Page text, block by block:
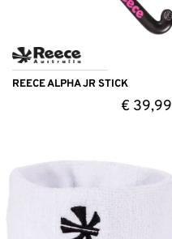
REECE ALPHA JR STICK
€39,99